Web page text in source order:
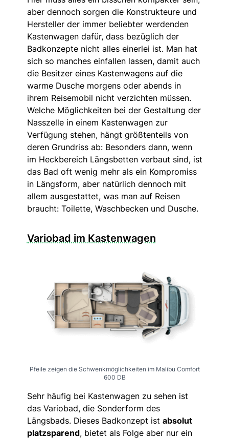
aber dennoch sorgen die Konstrukteure und
Hersteller der immer beliebter werdenden
Kastenwagen dafür, dass bezüglich der
Badkonzepte nicht alles einerlei ist. Man hat
sich so manches einfallen lassen, damit auch
die Besitzer eines Kastenwagens auf die
warme Dusche morgens oder abends in
ihrem Reisemobil nicht verzichten müssen.
Welche Möglichkeiten bei der Gestaltung der
Nasszelle in einem Kastenwagen zur
Verfügung stehen, hängt größtenteils von
deren Grundriss ab: Besonders dann, wenn
im Heckbereich Längsbetten verbaut sind, ist
das Bad oft wenig mehr als ein Kompromiss
in Längsform, aber natürlich dennoch mit
allem ausgestattet, was man auf Reisen
braucht: Toilette, Waschbecken und Dusche.
Variobad im Kastenwagen
Pfeile zeigen die Schwenkmöglichkeiten im Malibu Comfort
600 DB
Sehr häufig bei Kastenwagen zu sehen ist
das Variobad, die Sonderform des
Längsbads. Dieses Badkonzept ist absolut
platzsparend, bietet als Folge aber nur ein